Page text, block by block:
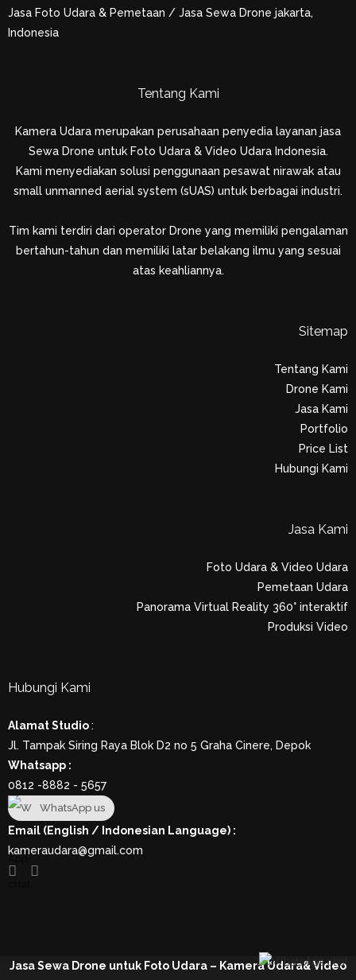
Jasa Foto Udara & Pemetaan / Jasa Sewa Drone jakarta,
Indonesia
Tentang Kami
Kamera Udara merupakan perusahaan penyedia layanan jasa
Sewa Drone untuk Foto Udara & Video Udara Indonesia.
Kami menyediakan solusi penggunaan pesawat nirawak atau
small unmanned aerial system (sUAS) untuk berbagai industri.
Tim kami terdiri dari operator Drone yang memiliki pengalaman
bertahun-tahun dan memiliki latar belakang ilmu yang sesuai
atas keahliannya.
Sitemap
Tentang Kami
Drone Kami
Jasa Kami
Portfolio
Price List
Hubungi Kami
Jasa Kami
Foto Udara & Video Udara
Pemetaan Udara
Panorama Virtual Reality 360° interaktif
Produksi Video
Hubungi Kami
Alamat Studio:
Jl. Tampak Siring Raya Blok D2 no 5 Graha Cinere, Depok
Whatsapp :
0812 -8882 - 5657
WhatsApp us
Email (English / Indonesian Language) :
kameraudara@gmail.com
Jasa Sewa Drone untuk Foto Udara – Kamera Udara& Video